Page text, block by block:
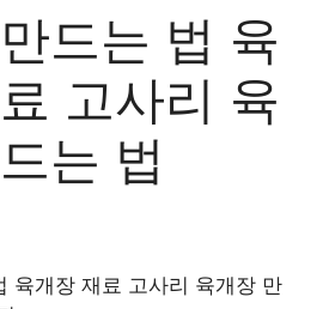
드는 법 육
고사리 육
는 법